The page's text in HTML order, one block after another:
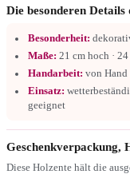
Die besonderen Details
Besonderheit:
Maße: 21 cm hoch ·
Handarbeit: von Hand
Einsatz:
geeignet
Geschenkverpackung,
Diese Holzente hält die